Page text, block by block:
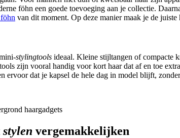
föhn een goede toevoeging aan je collectie.
van dit moment. Op deze manier maak je de
-stylingtools ideaal. Kleine stijltangen of compacte
zijn vooral handig voor kort haar dat af en toe
ervoor dat je kapsel de hele dag in model blijft,
stylen vergemakkelijken